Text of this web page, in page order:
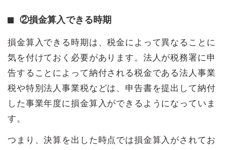
②損金算入できる時期
損金算入できる時期は、税金によって異なることに
気を付けておく必要があります。法人が税務署に申
告することによって納付される税金である法人事業
税や特別法人事業税などは、申告書を提出して納付
した事業年度に損金算入ができるようになっていま
す。
つまり、決算を出した時点では損金算入がされてお